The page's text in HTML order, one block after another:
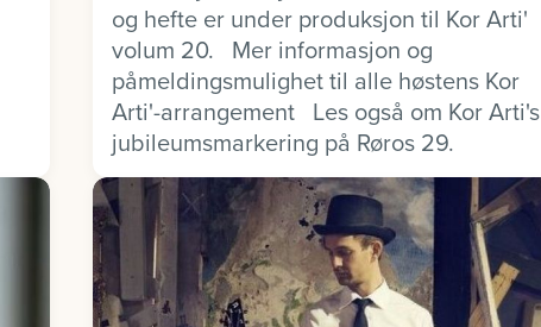
og hefte er under produksjon til Kor Arti'
volum 20. Mer informasjon og
påmeldingsmulighet til alle høstens Kor
Arti'-arrangement Les også om Kor Arti's
jubileumsmarkering på Røros 29.